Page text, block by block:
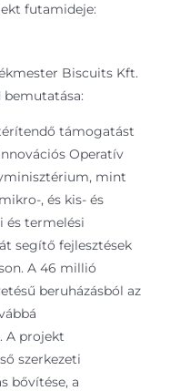
futamideje:
Biscuits Kft.
támogatást
Operatív
mint
, és kis- és
és termelési
segítő fejlesztések
A 46 millió
beruházásból az
A projekt
szerkezeti
bővítése, a